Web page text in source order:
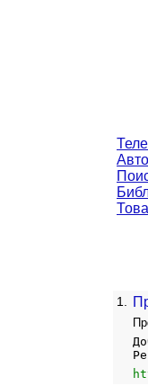
Авто
1.